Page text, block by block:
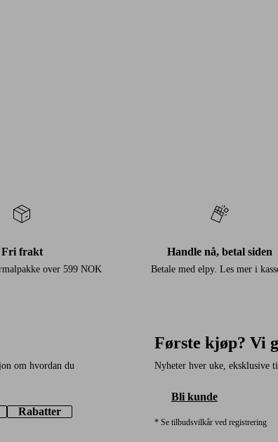
Fri frakt
over 599 NOK
Handle nå, betal siden
Betale med elpy. Les mer i
Første kjøp? Vi
Nyheter hver uke, eksklusive
Bli kunde
* Se tilbudsvilkår ved registrering
om hvordan du
Rabatter